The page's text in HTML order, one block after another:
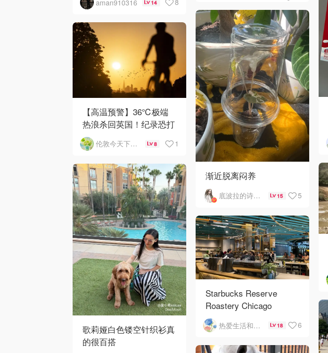
aman910316 14
渐近脱离闷养
底波拉的诗与歌 15 5
【高温预警】36℃极端
热浪杀回英国！纪录恐打
破
伦敦今天下雨了吗 8 1
歌莉娅白色镂空针织衫真
的很百搭
Starbucks Reserve
Roastery Chicago
热爱生活和自由的轻舞飞扬 18 6